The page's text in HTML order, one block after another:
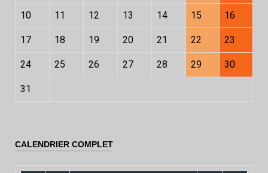
10 11 12 13 14 15 16
17 18 19 20 21 22 23
24 25 26 27 28 29 30
31
CALENDRIER COMPLET